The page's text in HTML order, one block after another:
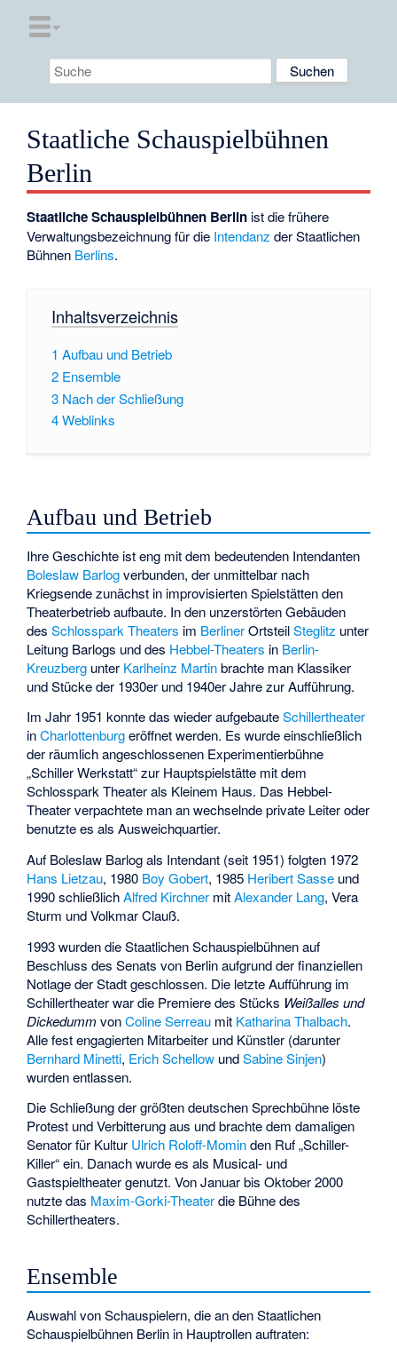
Staatliche Schauspielbühnen
Berlin
Staatliche Schauspielbühnen Berlin ist die frühere
Verwaltungsbezeichnung für die Intendanz der Staatlichen
Bühnen Berlins.
Inhaltsverzeichnis
1 Aufbau und Betrieb
2 Ensemble
3 Nach der Schließung
4Weblinks
Aufbau und Betrieb
Ihre Geschichte ist eng mit dem bedeutenden Intendanten
Boleslaw Barlogverbunden, der unmittelbar nach
Kriegsende zunächst in improvisierten Spielstätten den
Theaterbetrieb aufbaute. In den unzerstörten Gebäuden
desSchlosspark Theaters im BerlinerOrtsteilSteglitz unter
Leitung Barlogs und des Hebbel-Theaters in Berlin-
Kreuzberg unter Karlheinz Martinbrachte man Klassiker
und Stücke der 1930er und 1940er Jahre zur Aufführung.
Im Jahr 1951 konnte das wieder aufgebauteSchillertheater
inCharlottenburgeröffnet werden. Es wurde einschließlich
der räumlich angeschlossenen Experimentierbühne
„Schiller Werkstatt“ zur Hauptspielstätte mit dem
Schlosspark Theater als Kleinem Haus. Das Hebbel-
Theater verpachtete man an wechselnde private Leiter oder
benutzte es als Ausweichquartier.
Auf Boleslaw Barlog als Intendant (seit 1951) folgten 1972
Hans Lietzau, 1980 Boy Gobert, 1985 Heribert Sasse und
1990 schließlichAlfred Kirchner mitAlexander Lang, Vera
Sturm und Volkmar Clauß.
1993 wurden die Staatlichen Schauspielbühnen auf
Beschluss des Senats von Berlin aufgrund der finanziellen
Notlage der Stadt geschlossen. Die letzte Aufführung im
Schillertheater war die Premiere des Stücks Weißalles und
Dickedumm vonColine Serreau mit Katharina Thalbach.
Alle fest engagierten Mitarbeiter und Künstler (darunter
Bernhard Minetti, Erich Schellow undSabine Sinjen)
wurden entlassen.
Die Schließung der größten deutschen Sprechbühne löste
Protest und Verbitterung aus und brachte dem damaligen
Senator für Kultur Ulrich Roloff-Mominden Ruf „Schiller-
Killer“ ein. Danach wurde es als Musical- und
Gastspieltheater genutzt. Von Januar bis Oktober 2000
nutzte das Maxim-Gorki-Theaterdie Bühne des
Schillertheaters.
Ensemble
Auswahl von Schauspielern, die an den Staatlichen
Schauspielbühnen Berlin in Hauptrollen auftraten: